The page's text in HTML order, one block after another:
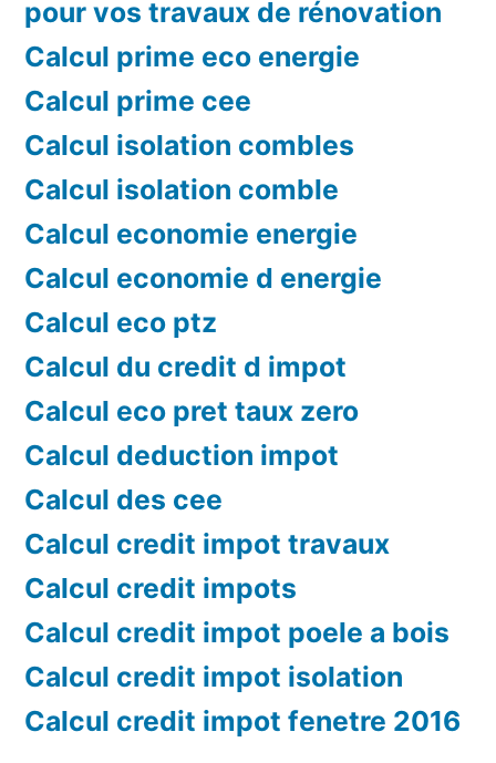
pour vos travaux de rénovation
Calcul prime eco energie
Calcul prime cee
Calcul isolation combles
Calcul isolation comble
Calcul economie energie
Calcul economie d energie
Calcul eco ptz
Calcul du credit d impot
Calcul eco pret taux zero
Calcul deduction impot
Calcul des cee
Calcul credit impot travaux
Calcul credit impots
Calcul credit impot poele a bois
Calcul credit impot isolation
Calcul credit impot fenetre 2016